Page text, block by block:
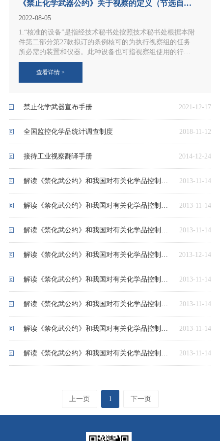
《禁止化学武器公约》关于视察的定义（节选自公约“核查附件”）
2022-08-05
1.“核准的设备”是指经技术秘书处按照技术秘书处根据本附
件第二部分第27款拟订的条例核可的为执行视察组的任务
所必需的装置和仪器。此种设备也可指视察组使用的行政
用品或记录材料。
查看详情 >
2021-12-17
禁止化学武器宣布手册
2018-11-12
全国监控化学品统计调查制度
2014-12-24
接待工业视察翻译手册
2013-11-14
解读《禁化武公约》和我国对有关化学品控制的规定（8）孙汝宏
2013-11-14
解读《禁化武公约》和我国对有关化学品控制的规定（7）孙汝宏
2013-11-14
解读《禁化武公约》和我国对有关化学品控制的规定（6）孙汝宏
2013-12-14
解读《禁化武公约》和我国对有关化学品控制的规定（5）孙汝宏
2013-11-14
解读《禁化武公约》和我国对有关化学品控制的规定（4）孙汝宏
2013-11-14
解读《禁化武公约》和我国对有关化学品控制的规定（3）孙汝宏
2013-11-14
解读《禁化武公约》和我国对有关化学品控制的规定（2）孙汝宏
2013-11-14
解读《禁化武公约》和我国对有关化学品控制的规定（1）孙汝宏
上一页 1 下一页